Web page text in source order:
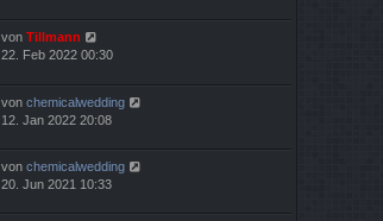
von Tillmann
22. Feb 2022 00:30
von chemicalwedding
12. Jan 2022 20:08
von chemicalwedding
20. Jun 2021 10:33